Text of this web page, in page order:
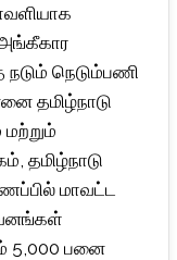
நெடும்பணி
தமிழ்நாடு
மற்றும்
தமிழ்நாடு
மாவட்ட
5,000 பனை